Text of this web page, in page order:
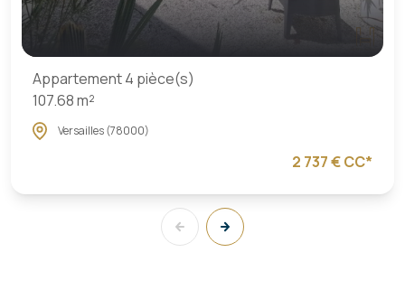
Appartement 4 pièce(s)
107.68 m²
Versailles (78000)
2 737 € CC*